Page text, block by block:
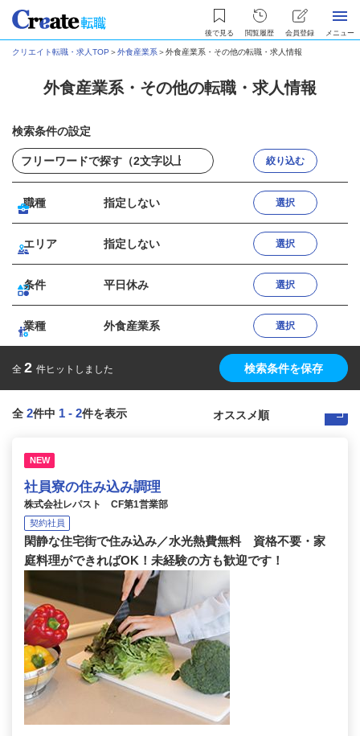
後で見る 閲覧履歴 会員登録 メニュー
クリエイト転職・求人TOP ＞外食産業系＞外食産業系・その他の転職・求人情報
外食産業系・その他の転職・求人情報
検索条件の設定
絞り込む
職種 指定しない 選択
エリア 指定しない 選択
条件 平日休み 選択
業種 外食産業系 選択
全 2 件ヒットしました 検索条件を保存
全 2件中 1 - 2件を表示
NEW
社員寮の住み込み調理
株式会社レパスト CF第1営業部
契約社員
閑静な住宅街で住み込み／水光熱費無料 資格不要・家
庭料理ができればOK！未経験の方も歓迎です！